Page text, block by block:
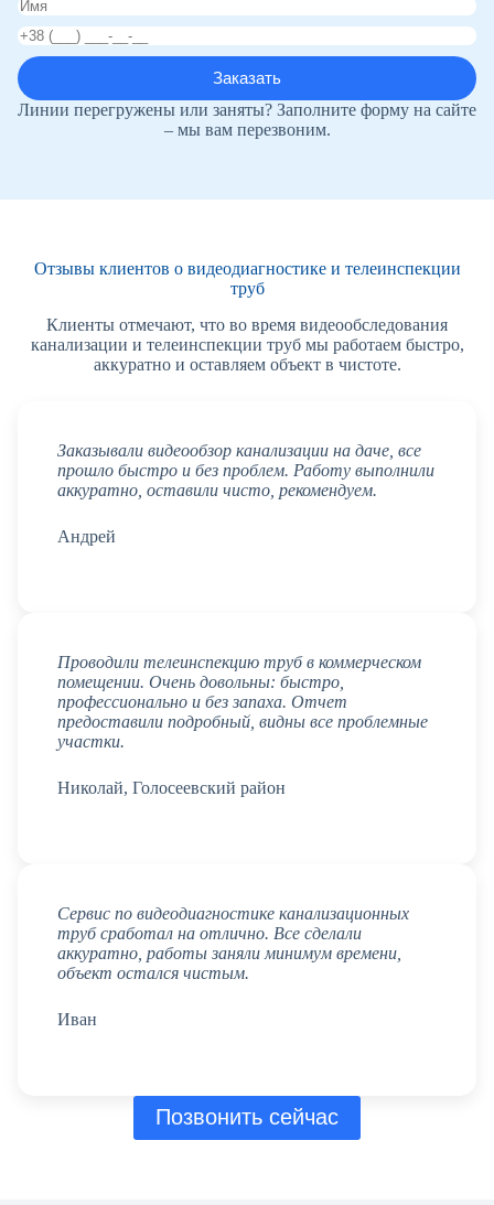
Линии перегружены или заняты? Заполните форму на сайте
– мы вам перезвоним.
Отзывы клиентов о видеодиагностике и телеинспекции
труб
Клиенты отмечают, что во время видеообследования
канализации и телеинспекции труб мы работаем быстро,
аккуратно и оставляем объект в чистоте.
Заказывали видеообзор канализации на даче, все
прошло быстро и без проблем. Работу выполнили
аккуратно, оставили чисто, рекомендуем.
Андрей
Проводили телеинспекцию труб в коммерческом
помещении. Очень довольны: быстро,
профессионально и без запаха. Отчет
предоставили подробный, видны все проблемные
участки.
Николай, Голосеевский район
Сервис по видеодиагностике канализационных
труб сработал на отлично. Все сделали
аккуратно, работы заняли минимум времени,
объект остался чистым.
Иван
Позвонить сейчас